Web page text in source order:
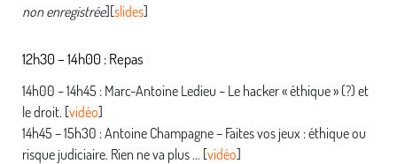
non enregistrée][slides]
12h30 – 14h00 : Repas
14h00 – 14h45 : Marc-Antoine Ledieu – Le hacker « éthique » (?) et
le droit. [vidéo]
14h45 – 15h30 : Antoine Champagne – Faites vos jeux : éthique ou
risque judiciaire. Rien ne va plus … [vidéo]